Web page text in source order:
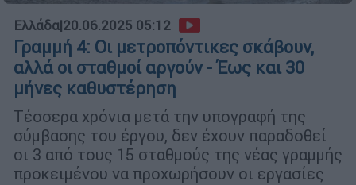
Ελλάδα|20.06.2025 05:12
Γραμμή 4: Οι μετροπόντικες σκάβουν,
αλλά οι σταθμοί αργούν - Έως και 30
μήνες καθυστέρηση
Τέσσερα χρόνια μετά την υπογραφή της
σύμβασης του έργου, δεν έχουν παραδοθεί
οι 3 από τους 15 σταθμούς της νέας γραμμής
προκειμένου να προχωρήσουν οι εργασίες